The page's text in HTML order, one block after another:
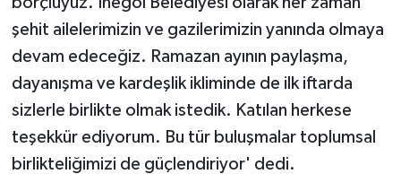
şehit ailelerimizin ve gazilerimizin yanında olmaya
devam edeceğiz. Ramazan ayının paylaşma,
dayanışma ve kardeşlik ikliminde de ilk iftarda
sizlerle birlikte olmak istedik. Katılan herkese
teşekkür ediyorum. Bu tür buluşmalar toplumsal
birlikteliğimizi de güçlendiriyor' dedi.